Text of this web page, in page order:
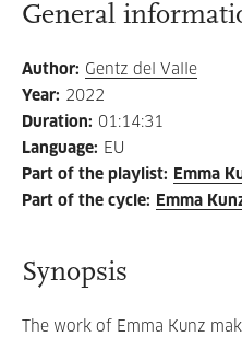
General
Author: Gentz del Valle
Year: 2022
Duration: 01:14:31
Language: EU
Part of the playlist:
Emma
Part of the cycle: Emma
Synopsis
The work of Emma Kunz